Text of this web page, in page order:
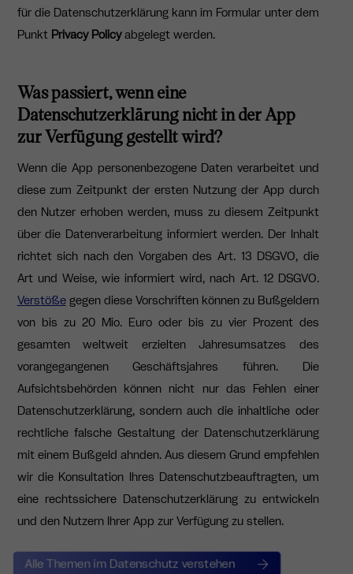
für die Datenschutzerklärung kann im Formular unter dem
Punkt Privacy Policyabgelegt werden.
Was passiert, wenn eine
Datenschutzerklärung nicht in der App
zur Verfügung gestellt wird?
Wenn die App personenbezogene Daten verarbeitet und
diese zum Zeitpunkt der ersten Nutzung der App durch
den Nutzer erhoben werden, muss zu diesem Zeitpunkt
über die Datenverarbeitung informiert werden. Der Inhalt
richtet sich nach den Vorgaben des Art. 13 DSGVO, die
Art und Weise, wie informiert wird, nach Art. 12 DSGVO.
Verstößegegen diese Vorschriften können zu Bußgeldern
von bis zu 20 Mio. Euro oder bis zu vier Prozent des
gesamten weltweit erzielten Jahresumsatzes des
vorangegangenen Geschäftsjahres führen. Die
Aufsichtsbehörden können nicht nur das Fehlen einer
Datenschutzerklärung, sondern auch die inhaltliche oder
rechtliche falsche Gestaltung der Datenschutzerklärung
mit einem Bußgeld ahnden. Aus diesem Grund empfehlen
wir die Konsultation Ihres Datenschutzbeauftragten, um
eine rechtssichere Datenschutzerklärung zu entwickeln
und den Nutzern Ihrer App zur Verfügung zu stellen.
Alle Themen im Datenschutz verstehen